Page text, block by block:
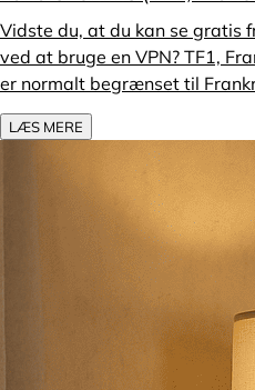
Vidste du, at du kan se gratis
ved at bruge en VPN? TF1,
er normalt begrænset til
LÆS MERE